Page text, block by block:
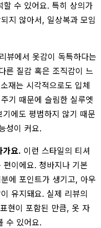
할 수 있어요. 특히 상의가
지 않아서, 일상복과 모임
뷰에서 옷감이 독특하다는
른 질감 혹은 조직감이 느
재는 시각적으로도 입체
기 때문에 슬림한 실루엣
에도 평범하지 않기 때문
성이 커요.
가요. 이런 스타일의 티셔
이에요. 청바지나 기본
에 포인트가 생기고, 아우
유지돼요. 실제 리뷰의
현이 포함된 만큼, 옷 자
수 있어요.